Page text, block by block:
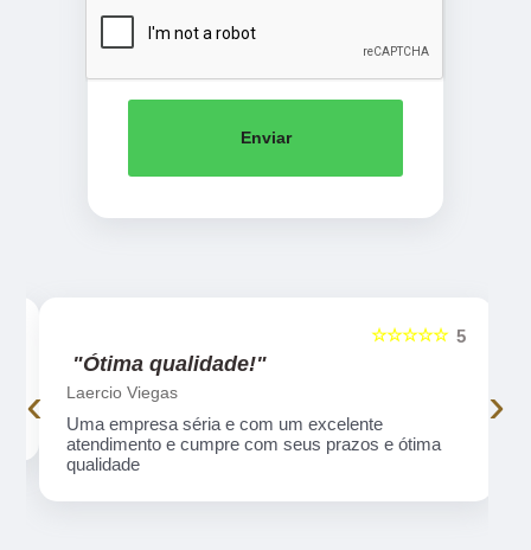
Enviar
5
☆☆☆☆☆
"Ótima qualidade!"
Laercio Viegas
Uma empresa séria e com um excelente
atendimento e cumpre com seus prazos e ótima
qualidade
‹ ›